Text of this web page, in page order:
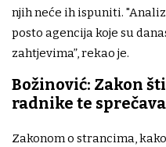
njih neće ih ispuniti.
posto agencija koje su
zahtjevima”, rekao je.
Božinović: Zakon
radnike te
Zakonom o strancima,